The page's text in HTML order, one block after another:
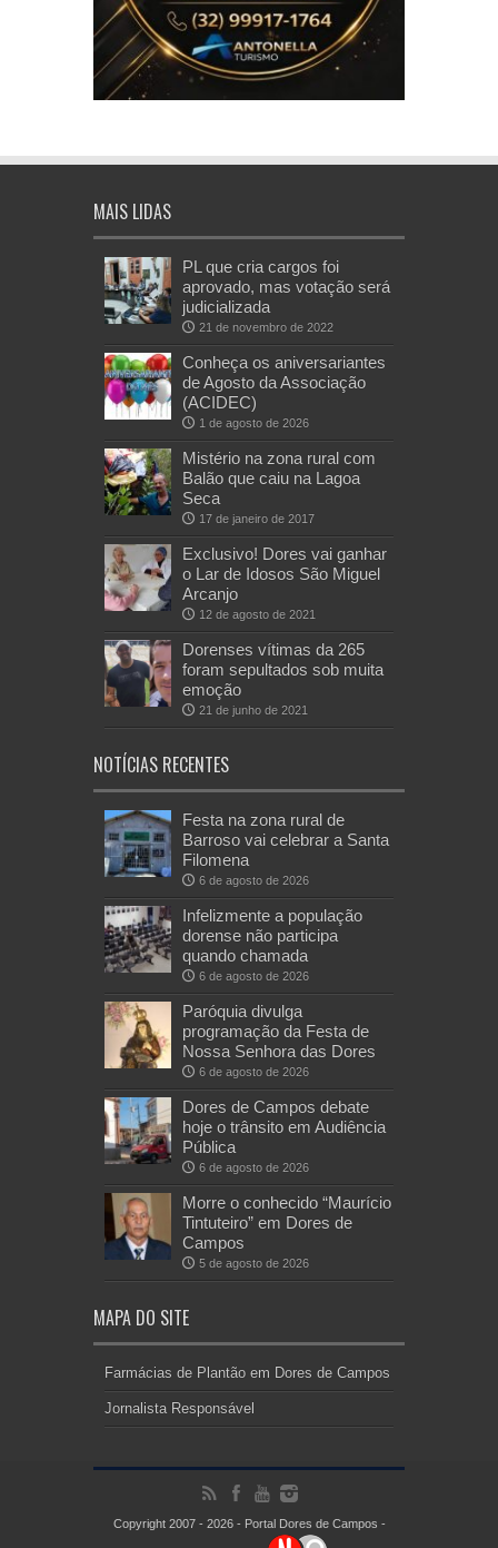
MAIS LIDAS
PL que cria cargos foi
aprovado, mas votação será
judicializada
21 de novembro de 2022
Conheça os aniversariantes
de Agosto da Associação
(ACIDEC)
1 de agosto de 2026
Mistério na zona rural com
Balão que caiu na Lagoa
Seca
17 de janeiro de 2017
Exclusivo! Dores vai ganhar
o Lar de Idosos São Miguel
Arcanjo
12 de agosto de 2021
Dorenses vítimas da 265
foram sepultados sob muita
emoção
21 de junho de 2021
NOTÍCIAS RECENTES
Festa na zona rural de
Barroso vai celebrar a Santa
Filomena
6 de agosto de 2026
Infelizmente a população
dorense não participa
quando chamada
6 de agosto de 2026
Paróquia divulga
programação da Festa de
Nossa Senhora das Dores
6 de agosto de 2026
Dores de Campos debate
hoje o trânsito em Audiência
Pública
6 de agosto de 2026
Morre o conhecido “Maurício
Tintuteiro” em Dores de
Campos
5 de agosto de 2026
MAPA DO SITE
Farmácias de Plantão em Dores de Campos
Jornalista Responsável
Copyright 2007 - 2026 - Portal Dores de Campos -